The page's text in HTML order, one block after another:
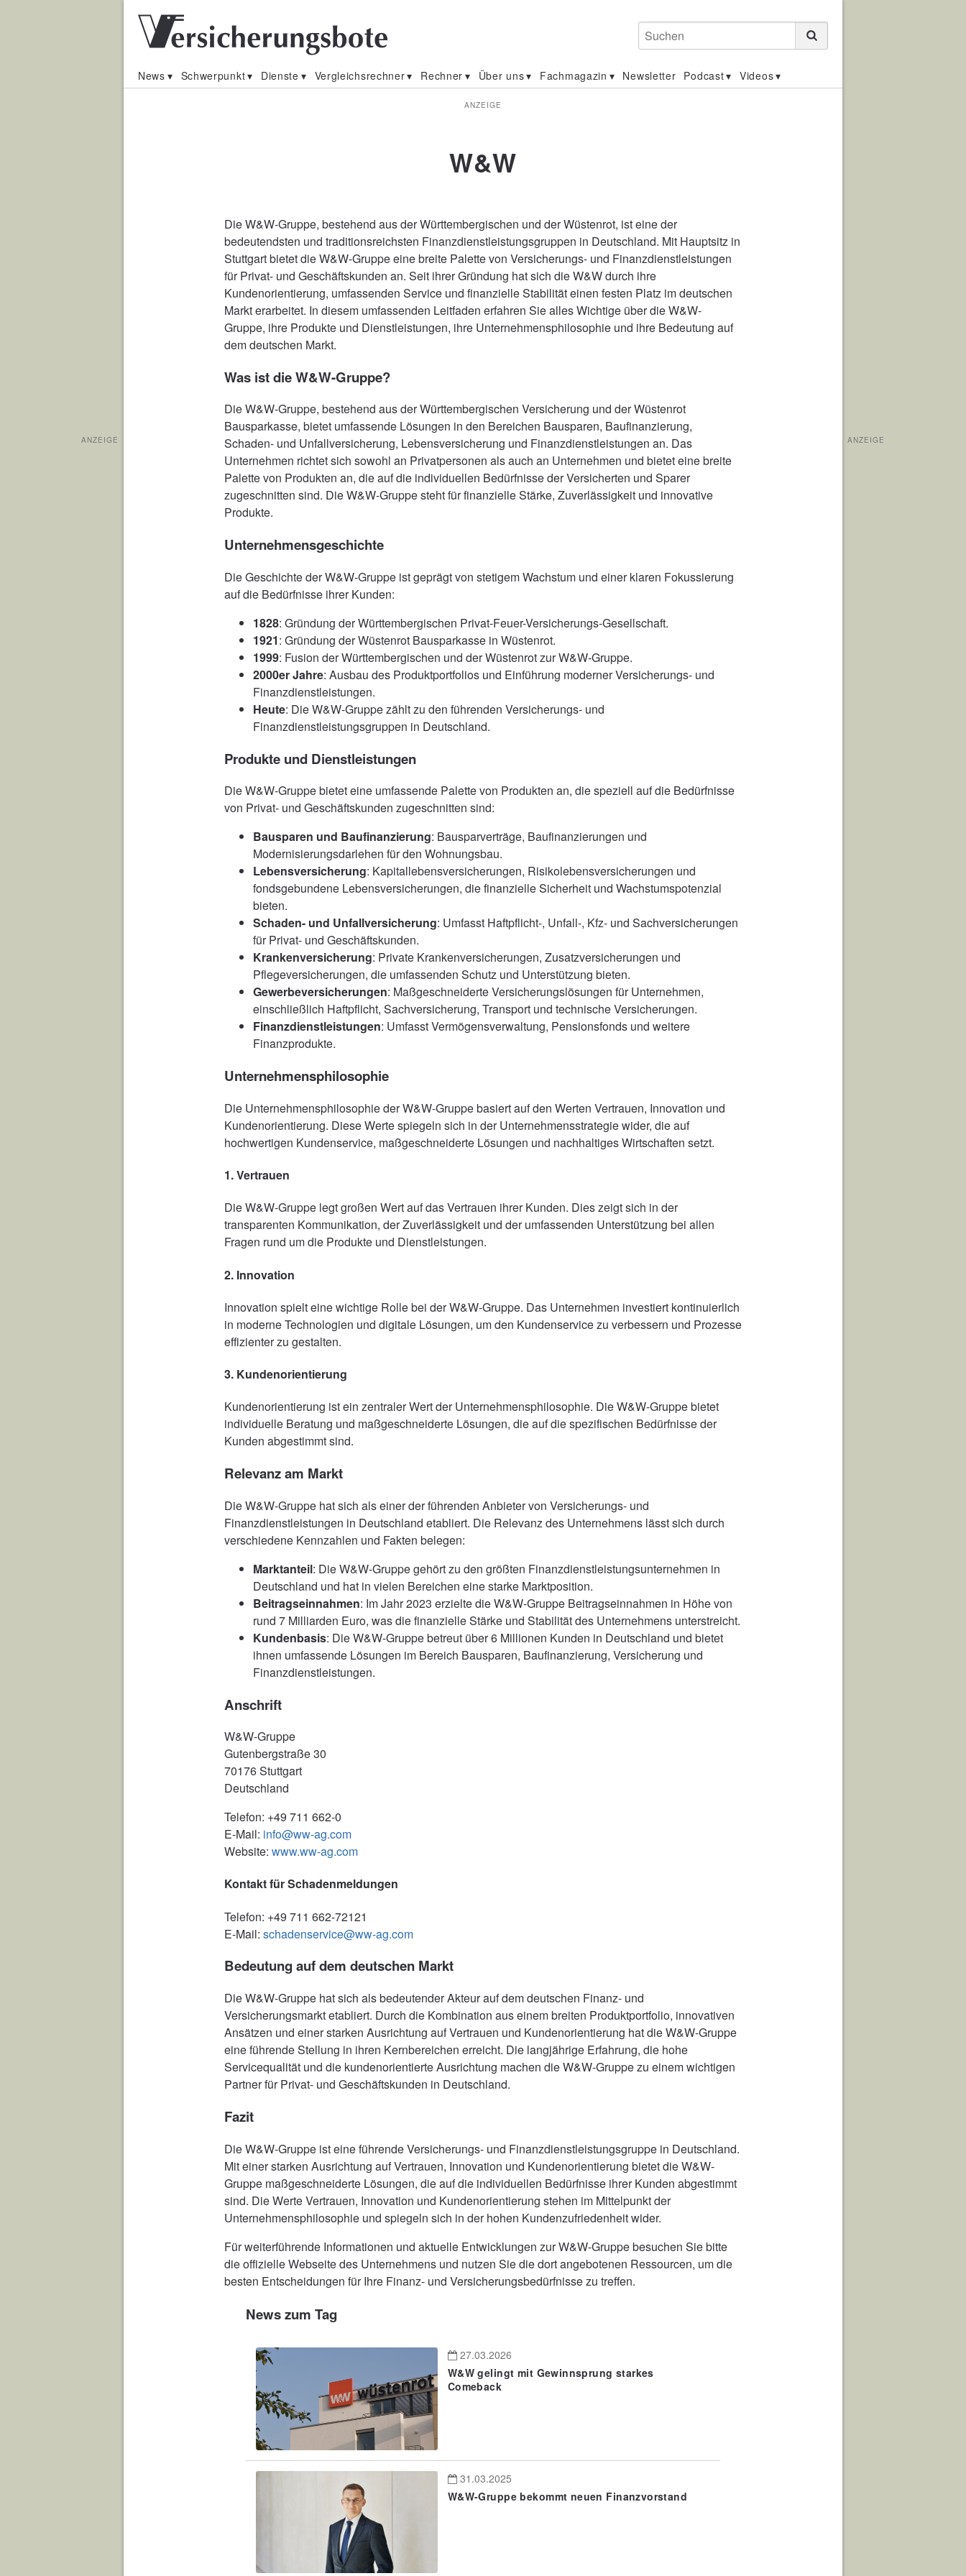
Suchen
News Schwerpunkt Dienste Vergleichsrechner Rechner Über uns Fachmagazin Newsletter Podcast Videos
ANZEIGE
W&W
Die W&W-Gruppe, bestehend aus der Württembergischen und der Wüstenrot, ist eine der
bedeutendsten und traditionsreichsten Finanzdienstleistungsgruppen in Deutschland. Mit Hauptsitz in
Stuttgart bietet die W&W-Gruppe eine breite Palette von Versicherungs- und Finanzdienstleistungen
für Privat- und Geschäftskunden an. Seit ihrer Gründung hat sich die W&W durch ihre
Kundenorientierung, umfassenden Service und finanzielle Stabilität einen festen Platz im deutschen
Markt erarbeitet. In diesem umfassenden Leitfaden erfahren Sie alles Wichtige über die W&W-
Gruppe, ihre Produkte und Dienstleistungen, ihre Unternehmensphilosophie und ihre Bedeutung auf
dem deutschen Markt.
Was ist die W&W-Gruppe?
Die W&W-Gruppe, bestehend aus der Württembergischen Versicherung und der Wüstenrot
Bausparkasse, bietet umfassende Lösungen in den Bereichen Bausparen, Baufinanzierung,
Schaden- und Unfallversicherung, Lebensversicherung und Finanzdienstleistungen an. Das
Unternehmen richtet sich sowohl an Privatpersonen als auch an Unternehmen und bietet eine breite
Palette von Produkten an, die auf die individuellen Bedürfnisse der Versicherten und Sparer
zugeschnitten sind. Die W&W-Gruppe steht für finanzielle Stärke, Zuverlässigkeit und innovative
Produkte.
Unternehmensgeschichte
Die Geschichte der W&W-Gruppe ist geprägt von stetigem Wachstum und einer klaren Fokussierung
auf die Bedürfnisse ihrer Kunden:
1828: Gründung der Württembergischen Privat-Feuer-Versicherungs-Gesellschaft.
1921: Gründung der Wüstenrot Bausparkasse in Wüstenrot.
1999: Fusion der Württembergischen und der Wüstenrot zur W&W-Gruppe.
2000er Jahre: Ausbau des Produktportfolios und Einführung moderner Versicherungs- und
Finanzdienstleistungen.
Heute: Die W&W-Gruppe zählt zu den führenden Versicherungs- und
Finanzdienstleistungsgruppen in Deutschland.
Produkte und Dienstleistungen
Die W&W-Gruppe bietet eine umfassende Palette von Produkten an, die speziell auf die Bedürfnisse
von Privat- und Geschäftskunden zugeschnitten sind:
Bausparen und Baufinanzierung: Bausparverträge, Baufinanzierungen und
Modernisierungsdarlehen für den Wohnungsbau.
Lebensversicherung: Kapitallebensversicherungen, Risikolebensversicherungen und
fondsgebundene Lebensversicherungen, die finanzielle Sicherheit und Wachstumspotenzial
bieten.
Schaden- und Unfallversicherung: Umfasst Haftpflicht-, Unfall-, Kfz- und Sachversicherungen
für Privat- und Geschäftskunden.
Krankenversicherung: Private Krankenversicherungen, Zusatzversicherungen und
Pflegeversicherungen, die umfassenden Schutz und Unterstützung bieten.
Gewerbeversicherungen: Maßgeschneiderte Versicherungslösungen für Unternehmen,
einschließlich Haftpflicht, Sachversicherung, Transport und technische Versicherungen.
Finanzdienstleistungen: Umfasst Vermögensverwaltung, Pensionsfonds und weitere
Finanzprodukte.
Unternehmensphilosophie
Die Unternehmensphilosophie der W&W-Gruppe basiert auf den Werten Vertrauen, Innovation und
Kundenorientierung. Diese Werte spiegeln sich in der Unternehmensstrategie wider, die auf
hochwertigen Kundenservice, maßgeschneiderte Lösungen und nachhaltiges Wirtschaften setzt.
1.Vertrauen
Die W&W-Gruppe legt großen Wert auf das Vertrauen ihrer Kunden. Dies zeigt sich in der
transparenten Kommunikation, der Zuverlässigkeit und der umfassenden Unterstützung bei allen
Fragen rund um die Produkte und Dienstleistungen.
2. Innovation
Innovation spielt eine wichtige Rolle bei der W&W-Gruppe. Das Unternehmen investiert kontinuierlich
in moderne Technologien und digitale Lösungen, um den Kundenservice zu verbessern und Prozesse
effizienter zu gestalten.
3. Kundenorientierung
Kundenorientierung ist ein zentraler Wert der Unternehmensphilosophie. Die W&W-Gruppe bietet
individuelle Beratung und maßgeschneiderte Lösungen, die auf die spezifischen Bedürfnisse der
Kunden abgestimmt sind.
Relevanz am Markt
Die W&W-Gruppe hat sich als einer der führenden Anbieter von Versicherungs- und
Finanzdienstleistungen in Deutschland etabliert. Die Relevanz des Unternehmens lässt sich durch
verschiedene Kennzahlen und Fakten belegen:
Marktanteil: Die W&W-Gruppe gehört zu den größten Finanzdienstleistungsunternehmen in
Deutschland und hat in vielen Bereichen eine starke Marktposition.
Beitragseinnahmen: Im Jahr 2023 erzielte die W&W-Gruppe Beitragseinnahmen in Höhe von
rund 7 Milliarden Euro, was die finanzielle Stärke und Stabilität des Unternehmens unterstreicht.
Kundenbasis: Die W&W-Gruppe betreut über 6 Millionen Kunden in Deutschland und bietet
ihnen umfassende Lösungen im Bereich Bausparen, Baufinanzierung, Versicherung und
Finanzdienstleistungen.
Anschrift
W&W-Gruppe
Gutenbergstraße 30
70176 Stuttgart
Deutschland
Telefon: +49 711 662-0
E-Mail: info@ww-ag.com
Website: www.ww-ag.com
Kontakt für Schadenmeldungen
Telefon: +49 711 662-72121
E-Mail: schadenservice@ww-ag.com
Bedeutung auf dem deutschen Markt
Die W&W-Gruppe hat sich als bedeutender Akteur auf dem deutschen Finanz- und
Versicherungsmarkt etabliert. Durch die Kombination aus einem breiten Produktportfolio, innovativen
Ansätzen und einer starken Ausrichtung auf Vertrauen und Kundenorientierung hat die W&W-Gruppe
eine führende Stellung in ihren Kernbereichen erreicht. Die langjährige Erfahrung, die hohe
Servicequalität und die kundenorientierte Ausrichtung machen die W&W-Gruppe zu einem wichtigen
Partner für Privat- und Geschäftskunden in Deutschland.
Fazit
Die W&W-Gruppe ist eine führende Versicherungs- und Finanzdienstleistungsgruppe in Deutschland.
Mit einer starken Ausrichtung auf Vertrauen, Innovation und Kundenorientierung bietet die W&W-
Gruppe maßgeschneiderte Lösungen, die auf die individuellen Bedürfnisse ihrer Kunden abgestimmt
sind. Die Werte Vertrauen, Innovation und Kundenorientierung stehen im Mittelpunkt der
Unternehmensphilosophie und spiegeln sich in der hohen Kundenzufriedenheit wider.
Für weiterführende Informationen und aktuelle Entwicklungen zur W&W-Gruppe besuchen Sie bitte
die offizielle Webseite des Unternehmens und nutzen Sie die dort angebotenen Ressourcen, um die
besten Entscheidungen für Ihre Finanz- und Versicherungsbedürfnisse zu treffen.
News zum Tag
27.03.2026
W&W gelingt mit Gewinnsprung starkes
Comeback
31.03.2025
W&W-Gruppe bekommt neuen Finanzvorstand
ANZEIGE ANZEIGE